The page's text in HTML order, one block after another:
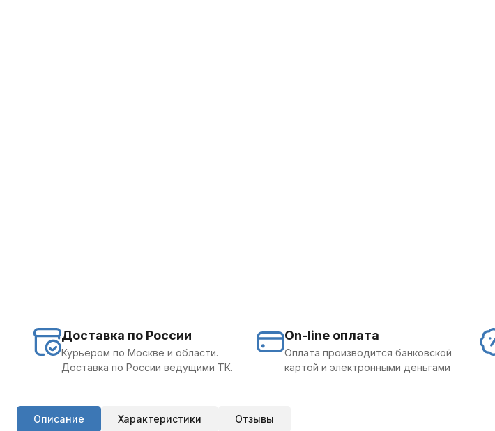
Доставка по России
Курьером по Москве и области.
Доставка по России ведущими ТК.
On-line оплата
Оплата производится банковской
картой и электронными деньгами
Описание Характеристики Отзывы